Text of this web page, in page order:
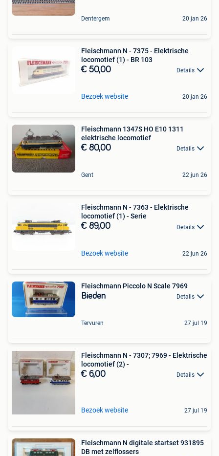
Dentergem 20 jan 26
Fleischmann N - 7375 - Elektrische
locomotief (1) - BR 103
€ 50,00 Details
Bezoek website 20 jan 26
Fleischmann 1347S HO E10 1311
elektrische locomotief
€ 80,00 Details
Gent 22 jun 26
Fleischmann N - 7363 - Elektrische
locomotief (1) - Serie
€ 89,00 Details
Bezoek website 22 jun 26
Fleischmann Piccolo N Scale 7969
Bieden Details
Tervuren 27 jul 19
Fleischmann N - 7307; 7969 - Elektrische
locomotief (2) -
€ 6,00 Details
Bezoek website 27 jul 19
Fleischmann N digitale startset 931895
DB met zelflossers